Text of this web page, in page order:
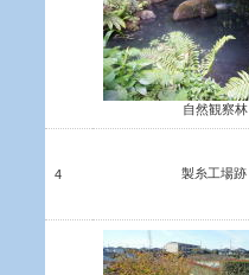
自然観察林
4 製糸工場跡